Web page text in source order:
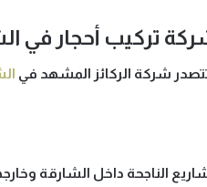
تركيب أحجار في
شركة الركائز المشهد في
الناجحة داخل الشارقة